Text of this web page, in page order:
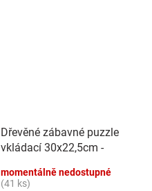
Dřevěné zábavné puzzle
vkládací 30x22,5cm -
momentálně nedostupné
(41 ks)